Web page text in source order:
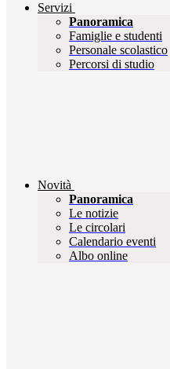
Servizi
Panoramica
Famiglie e studenti
Personale scolastico
Percorsi di studio
Novità
Panoramica
Le notizie
Le circolari
Calendario eventi
Albo online